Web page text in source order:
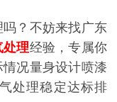
？不妨来找广东
处理经验，专属你
况量身设计喷漆
处理稳定达标排